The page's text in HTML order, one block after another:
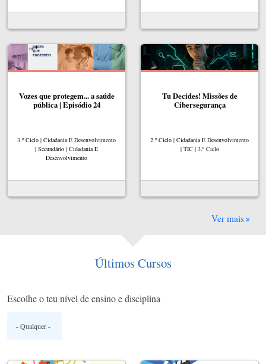
Vozes que protegem... a saúde
pública | Episódio 24
3.º Ciclo | Cidadania E Desenvolvimento
| Secundário | Cidadania E
Desenvolvimento
Tu Decides! Missões de
Cibersegurança
2.º Ciclo | Cidadania E Desenvolvimento
| TIC | 3.º Ciclo
Ver mais
Últimos Cursos
Escolhe o teu nível de ensino e disciplina